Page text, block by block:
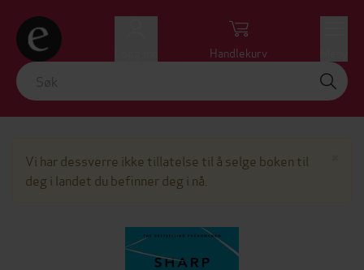
Handlekurv
Vi har dessverre ikke tillatelse til å selge boken til
deg i landet du befinner deg i nå.